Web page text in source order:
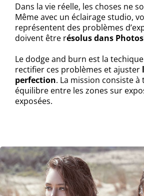
Dans la vie réelle, les choses ne
Même avec un éclairage studio,
représentent des problèmes
doivent être résolus dans
Le dodge and burn est la
rectifier ces problèmes et ajuster
perfection. La mission consiste
équilibre entre les zones sur
exposées.